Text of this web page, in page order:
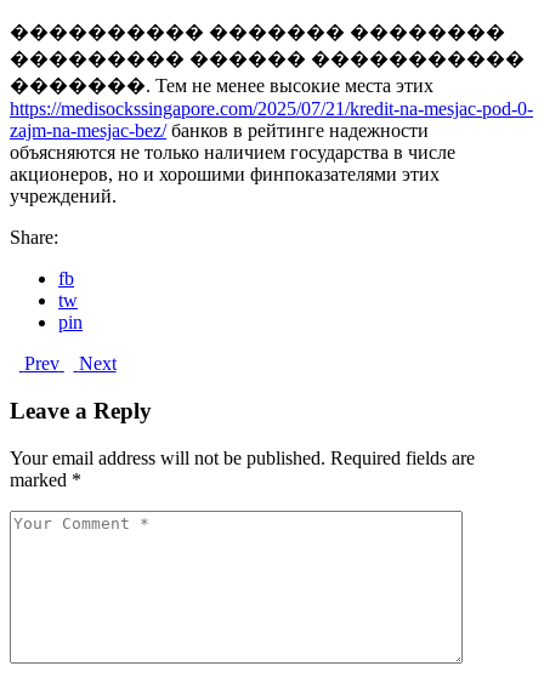
���������� ������� ��������
��������� ������ �����������
�������. Тем не менее высокие места этих
https://medisockssingapore.com/2025/07/21/kredit-na-mesjac-pod-0-
zajm-na-mesjac-bez/банков в рейтинге надежности
объясняются не только наличием государства в числе
акционеров, но и хорошими финпоказателями этих
учреждений.
Share:
fb
tw
pin
Prev
Next
Leave a Reply
Your email address will not be published. Required fields are
marked *